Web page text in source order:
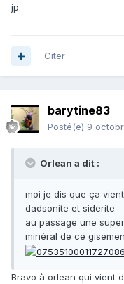
jp
Citer
barytine83
Posté(e) 9
Orlean a dit :
moi je dis que ça
dadsonite et siderite
au passage une
minéral de ce
Bravo à orlean qui vient